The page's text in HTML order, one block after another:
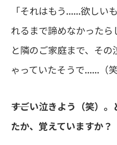
「それはもう......欲しい
れるまで諦めなかったら
と隣のご家庭まで、そ
ゃっていたそうで......（笑
――すごい泣きよう（笑）
たか、覚えていますか？